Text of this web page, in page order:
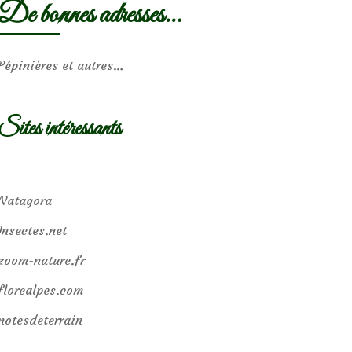
bonnes adresses…
et autres…
intéressants
nature.fr